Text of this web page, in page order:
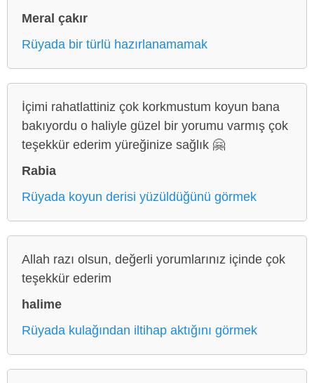
Meral çakır
Rüyada bir türlü hazırlanamamak
İçimi rahatlattiniz çok korkmustum koyun bana
bakıyordu o haliyle güzel bir yorumu varmış çok
teşekkür ederim yüreğinize sağlık 🤗
Rabia
Rüyada koyun derisi yüzüldüğünü görmek
Allah razı olsun, değerli yorumlarınız içinde çok
teşekkür ederim
halime
Rüyada kulağından iltihap aktığını görmek